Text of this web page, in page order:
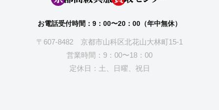
お電話受付時間：9：00〜20：00（年中無休）
〒607-8482 京都市山科区北花山大林町15-1
営業時間：9：00〜18：00
定休日：土、日曜、祝日